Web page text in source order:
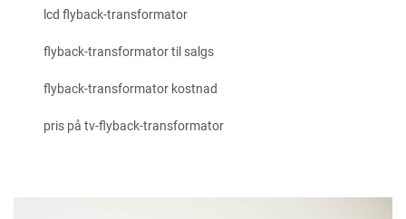
lcd flyback-transformator
flyback-transformator til salgs
flyback-transformator kostnad
pris på tv-flyback-transformator